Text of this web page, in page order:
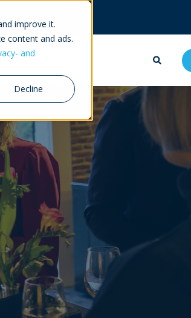
improve it.
content and ads.
and
Decline